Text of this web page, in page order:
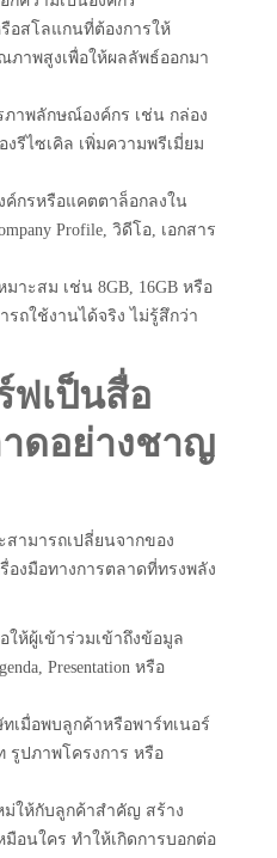
อสโลแกนที่ต้องการให้
ภาพสูงเพื่อให้ผลลัพธ์ออกมา
ภาพลักษณ์องค์กร เช่น กล่อง
รีไซเคิล เพิ่มความพรีเมี่ยม
กรหรือแคตตาล็อกลงใน
Profile, วิดีโอ, เอกสาร
าะสม เช่น 8GB, 16GB หรือ
รถใช้งานได้จริง ไม่รู้สึกว่า
ฟเป็นสื่อ
ดอย่างชาญ
ามารถเปลี่ยนจากของ
องมือทางการตลาดที่ทรงพลัง
ให้ผู้เข้าร่วมเข้าถึงข้อมูล
Presentation หรือ
เมื่อพบลูกค้าหรือพาร์ทเนอร์
รูปภาพโครงการ หรือ
ให้กับลูกค้าสำคัญ สร้าง
มือนใคร ทำให้เกิดการบอกต่อ